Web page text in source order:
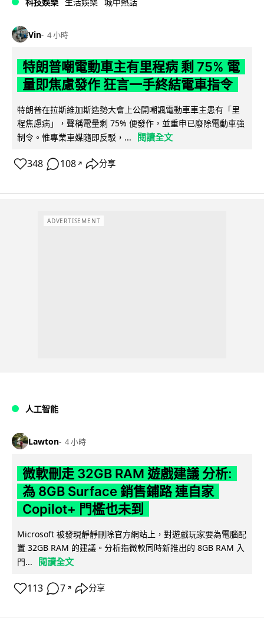
Vin 4 小時
特朗普嘲電動車主有里程病 剩 75% 電
量即焦慮發作 狂言一手終結電車指令
特朗普在拉斯維加斯造勢大會上公開嘲諷電動車車主患有「里
程焦慮病」，聲稱電量剩 75% 便發作，並重申已廢除電動車強
制令。惟專業車媒隨即反駁，...
閱讀全文
348 108 ↗ 分享
ADVERTISEMENT
人工智能
Lawton 4 小時
微軟刪走 32GB RAM 遊戲建議 分析:
為 8GB Surface 銷售鋪路 連自家
Copilot+ 門檻也未到
Microsoft 被發現靜靜刪除官方網站上，對遊戲玩家要為電腦配
置 32GB RAM 的建議。分析指微軟同時新推出的 8GB RAM 入
門...
閱讀全文
113 7 ↗ 分享